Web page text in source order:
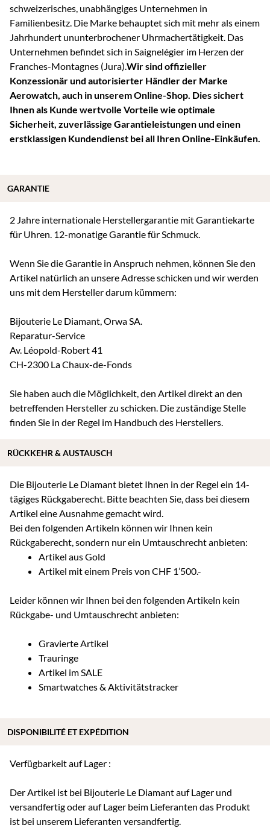
schweizerisches, unabhängiges Unternehmen in
Familienbesitz. Die Marke behauptet sich mit mehr als einem
Jahrhundert ununterbrochener Uhrmachertätigkeit. Das
Unternehmen befindet sich in Saignelégier im Herzen der
Franches-Montagnes (Jura). Wir sind offizieller
Konzessionär und autorisierter Händler der Marke
Aerowatch, auch in unserem Online-Shop. Dies sichert
Ihnen als Kunde wertvolle Vorteile wie optimale
Sicherheit, zuverlässige Garantieleistungen und einen
erstklassigen Kundendienst bei all Ihren Online-Einkäufen.
2 Jahre internationale Herstellergarantie mit Garantiekarte
für Uhren. 12-monatige Garantie für Schmuck.
Wenn Sie die Garantie in Anspruch nehmen, können Sie den
Artikel natürlich an unsere Adresse schicken und wir werden
uns mit dem Hersteller darum kümmern:
Bijouterie Le Diamant, Orwa SA.
Reparatur-Service
Av. Léopold-Robert 41
CH-2300 La Chaux-de-Fonds
Sie haben auch die Möglichkeit, den Artikel direkt an den
betreffenden Hersteller zu schicken. Die zuständige Stelle
finden Sie in der Regel im Handbuch des Herstellers.
Die Bijouterie Le Diamant bietet Ihnen in der Regel ein 14-
tägiges Rückgaberecht. Bitte beachten Sie, dass bei diesem
Artikel eine Ausnahme gemacht wird.
Bei den folgenden Artikeln können wir Ihnen kein
Rückgaberecht, sondern nur ein Umtauschrecht anbieten:
Artikel aus Gold
Artikel mit einem Preis von CHF 1’500.-
Leider können wir Ihnen bei den folgenden Artikeln kein
Rückgabe- und Umtauschrecht anbieten:
Gravierte Artikel
Trauringe
Artikel im SALE
Smartwatches & Aktivitätstracker
Verfügbarkeit auf Lager :
Der Artikel ist bei Bijouterie Le Diamant auf Lager und
versandfertig oder auf Lager beim Lieferanten das Produkt
ist bei unserem Lieferanten versandfertig.
GARANTIE
RÜCKKEHR & AUSTAUSCH
DISPONIBILITÉ ET EXPÉDITION